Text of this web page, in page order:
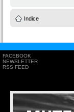
Indice
FACEBOOK
NEWSLETTER
RSS FEED